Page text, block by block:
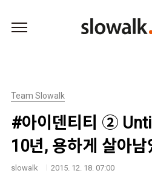
Team Slowalk
#아이덴티티 ②
10년, 용하게 살아남
slowalk 2015. 12. 18. 07:00